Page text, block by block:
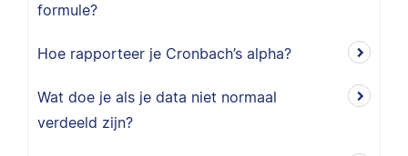
formule?
Hoe rapporteer je Cronbach’s alpha?
Wat doe je als je data niet normaal
verdeeld zijn?